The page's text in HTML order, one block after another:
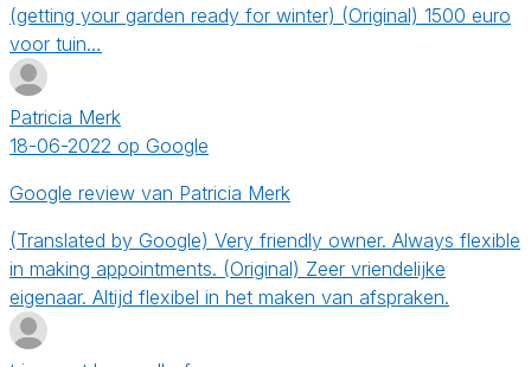
(getting your garden ready for winter) (Original) 1500 euro
voor tuin…
Patricia Merk
18-06-2022 op Google
Google review van Patricia Merk
(Translated by Google) Very friendly owner. Always flexible
in making appointments. (Original) Zeer vriendelijke
eigenaar. Altijd flexibel in het maken van afspraken.